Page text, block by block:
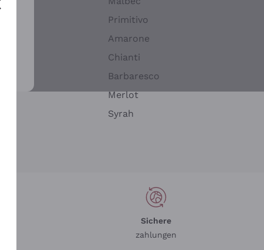
Primitivo
Amarone
Chianti
Barbaresco
Merlot
Syrah
Sichere
zahlungen